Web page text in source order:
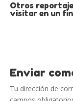
Otros
visitar en un fin
Enviar
Tu dirección de